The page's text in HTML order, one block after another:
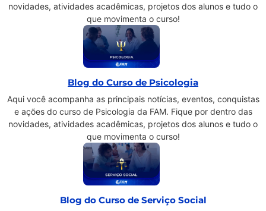
novidades, atividades acadêmicas, projetos dos alunos e tudo o
que movimenta o curso!
Blog do Curso de Psicologia
Aqui você acompanha as principais notícias, eventos, conquistas
e ações do curso de Psicologia da FAM. Fique por dentro das
novidades, atividades acadêmicas, projetos dos alunos e tudo o
que movimenta o curso!
Blog do Curso de Serviço Social